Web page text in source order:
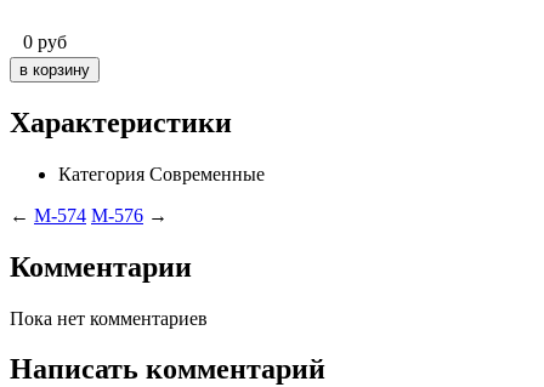
0 руб
Характеристики
Категория Современные
← M-574 M-576 →
Комментарии
Пока нет комментариев
Написать комментарий